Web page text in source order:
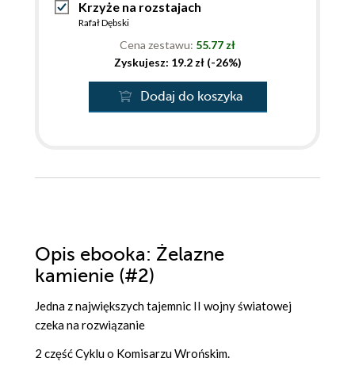
Krzyże na rozstajach
Rafał Dębski
Cena zestawu: 55.77 zł
Zyskujesz: 19.2 zł (-26%)
Dodaj do koszyka
Opis ebooka: Żelazne
kamienie (#2)
Jedna z największych tajemnic II wojny światowej
czeka na rozwiązanie
2 część Cyklu o Komisarzu Wrońskim.